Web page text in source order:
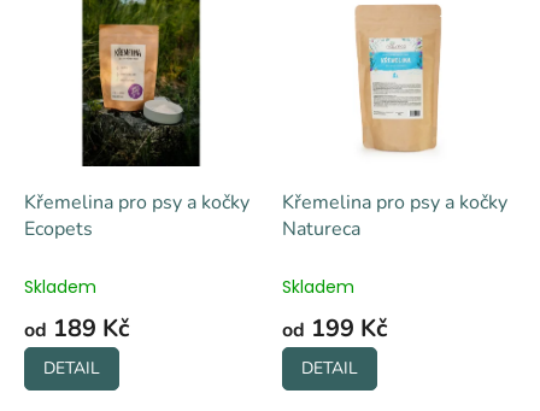
Křemelina pro psy a kočky
Ecopets
Skladem
od 189 Kč
DETAIL
Křemelina pro psy a kočky
Natureca
Skladem
od 199 Kč
DETAIL